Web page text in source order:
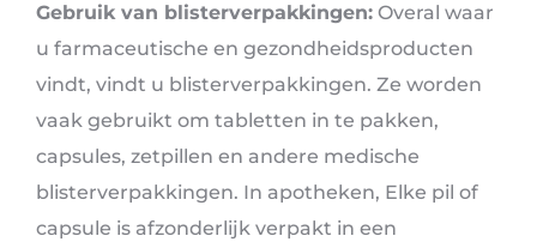
Gebruik van blisterverpakkingen: Overal waar
u farmaceutische en gezondheidsproducten
vindt, vindt u blisterverpakkingen. Ze worden
vaak gebruikt om tabletten in te pakken,
capsules, zetpillen en andere medische
blisterverpakkingen. In apotheken, Elke pil of
capsule is afzonderlijk verpakt in een